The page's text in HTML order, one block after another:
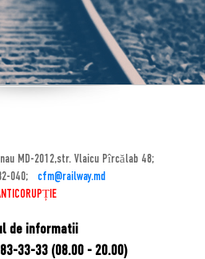
MD-2012,str. Vlaicu Pîrcălab 48;
040;
cfm@railway.md
de informatii
33-33 (08.00 - 20.00)